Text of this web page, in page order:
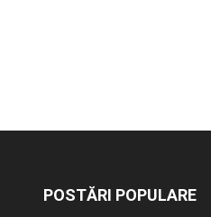
POSTĂRI POPULARE